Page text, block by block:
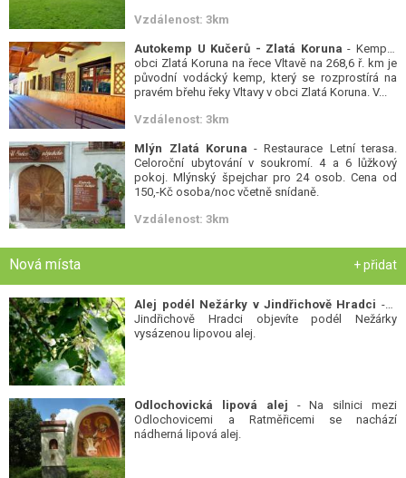
Vzdálenost: 3km
Autokemp U Kučerů - Zlatá Koruna - Kemp v
obci Zlatá Koruna na řece Vltavě na 268,6 ř. km je
původní vodácký kemp, který se rozprostírá na
pravém břehu řeky Vltavy v obci Zlatá Koruna. V...
Vzdálenost: 3km
Mlýn Zlatá Koruna - Restaurace Letní terasa.
Celoroční ubytování v soukromí. 4 a 6 lůžkový
pokoj. Mlýnský špejchar pro 24 osob. Cena od
150,-Kč osoba/noc včetně snídaně.
Vzdálenost: 3km
Nová místa + přidat
Alej podél Nežárky v Jindřichově Hradci - V
Jindřichově Hradci objevíte podél Nežárky
vysázenou lipovou alej.
Odlochovická lipová alej - Na silnici mezi
Odlochovicemi a Ratměřicemi se nachází
nádherná lipová alej.